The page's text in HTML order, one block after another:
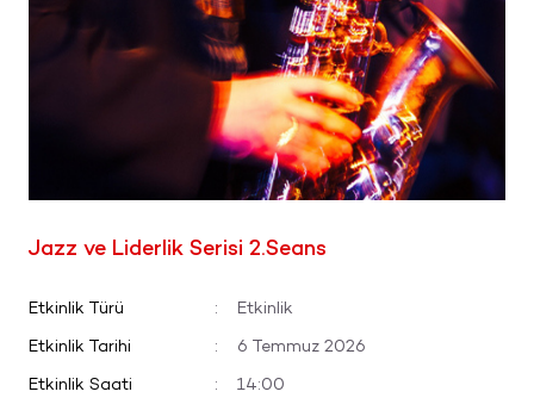
Jazz ve Liderlik Serisi 2.Seans
Etkinlik Türü : Etkinlik
Etkinlik Tarihi : 6 Temmuz 2026
Etkinlik Saati : 14:00